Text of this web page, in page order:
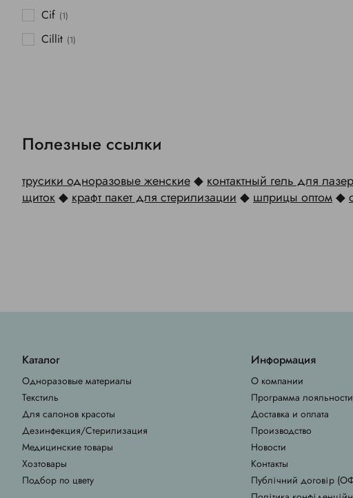
Cif (1)
Cillit (1)
Полезные ссылки
трусики одноразовые женские◆контактный гель для
щиток◆крафт пакет для стерилизации◆шприцы оптом◆
Каталог
Одноразовые материалы
Текстиль
Для салонов красоты
Дезинфекция/Стерилизация
Медицинские товары
Хозтовары
Подбор по цвету
Информация
О компании
Программа лояльности
Доставка и оплата
Производство
Новости
Контакты
Публічний договір